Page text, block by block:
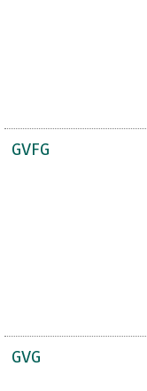
GVFG
GVG